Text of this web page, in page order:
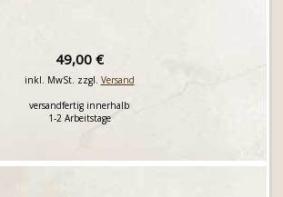
49,00 €
inkl. MwSt. zzgl. Versand
versandfertig innerhalb
1-2 Arbeitstage